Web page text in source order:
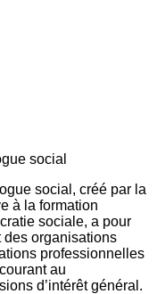
social, créé par la
à la formation
sociale, a pour
des organisations
professionnelles
au
d’intérêt général.